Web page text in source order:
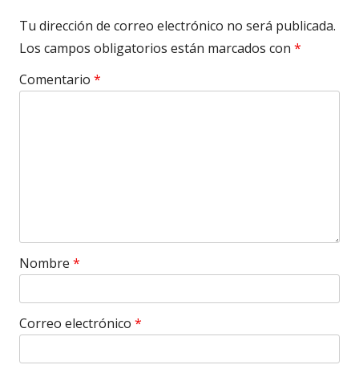
Tu dirección de correo electrónico no será publicada.
Los campos obligatorios están marcados con *
Comentario *
Nombre *
Correo electrónico *